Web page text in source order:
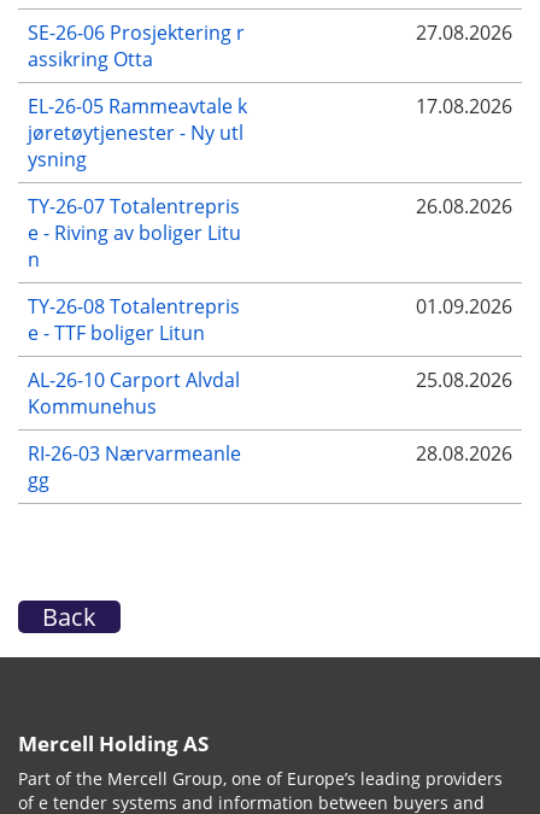
SE-26-06 Prosjektering r
assikring Otta
27.08.2026
EL-26-05 Rammeavtale k
jøretøytjenester - Ny utl
ysning
17.08.2026
TY-26-07 Totalentrepris
e - Riving av boliger Litu
n
26.08.2026
TY-26-08 Totalentrepris
e - TTF boliger Litun
01.09.2026
AL-26-10 Carport Alvdal
Kommunehus
25.08.2026
RI-26-03 Nærvarmeanle
gg
28.08.2026
Back
Mercell Holding AS
Part of the Mercell Group, one of Europe’s leading providers
of e tender systems and information between buyers and